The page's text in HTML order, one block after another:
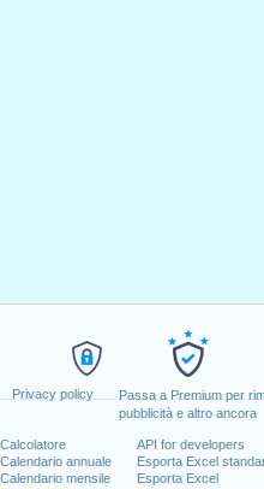
Privacy policy
Passa a Premium per
pubblicità e altro ancora
Calcolatore
Calendario annuale
Calendario mensile
API for developers
Esporta Excel
Esporta Excel